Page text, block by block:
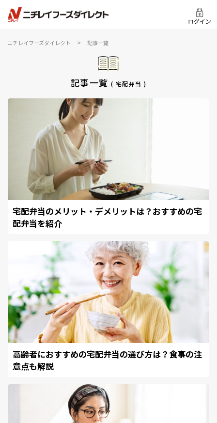
ログイン
ニチレイフーズダイレクト > 記事一覧
記事一覧 ( 宅配弁当 )
宅配弁当のメリット・デメリットは？おすすめの宅
配弁当を紹介
高齢者におすすめの宅配弁当の選び方は？食事の注
意点も解説